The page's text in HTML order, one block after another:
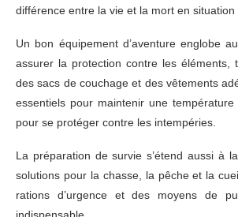
différence entre la vie et la mort en situation
Un bon équipement d’aventure englobe
assurer la protection contre les éléments,
des sacs de couchage et des vêtements
essentiels pour maintenir une
pour se protéger contre les intempéries.
La préparation de survie s’étend aussi à
solutions pour la chasse, la pêche et la
rations d’urgence et des moyens de